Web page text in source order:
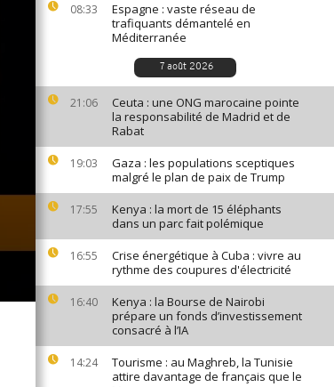
08:33
Espagne : vaste réseau de
trafiquants démantelé en
Méditerranée
7 août 2026
21:06
Ceuta : une ONG marocaine pointe
la responsabilité de Madrid et de
Rabat
19:03
Gaza : les populations sceptiques
malgré le plan de paix de Trump
17:55
Kenya : la mort de 15 éléphants
dans un parc fait polémique
16:55
Crise énergétique à Cuba : vivre au
rythme des coupures d'électricité
16:40
Kenya : la Bourse de Nairobi
prépare un fonds d’investissement
consacré à l’IA
14:24
Tourisme : au Maghreb, la Tunisie
attire davantage de français que le